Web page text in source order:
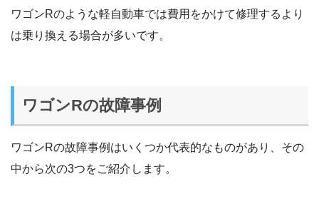
ワゴンRのような軽自動車では費用をかけて修理するより
は乗り換える場合が多いです。
ワゴンRの故障事例
ワゴンRの故障事例はいくつか代表的なものがあり、その
中から次の3つをご紹介します。